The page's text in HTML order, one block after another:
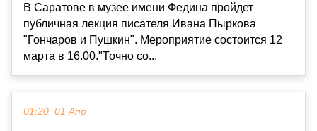
В Саратове в музее имени Федина пройдет
публичная лекция писателя Ивана Пыркова
"Гончаров и Пушкин". Мероприятие состоится 12
марта в 16.00."Точно со...
01:20, 01 Апр